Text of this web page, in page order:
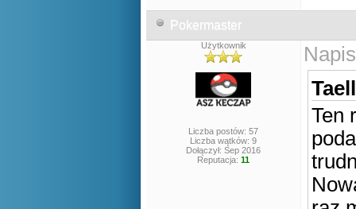
Pokermaster
Użytkownik
Liczba postów: 57
Liczba wątków: 9
Dołączył: Sep 2016
Reputacja: 11
Ten